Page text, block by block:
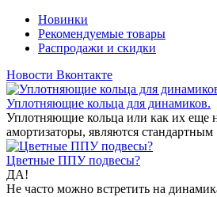
Новинки
Рекомендуемые товары
Распродажи и скидки
Новости Вконтакте
Уплотняющие кольца для динамиков.
Уплотняющие кольца или как их еще
амортизаторы, являются стандартным
Цветные ППУ подвесы?
ДА!
Не часто можно встретить на